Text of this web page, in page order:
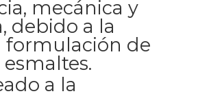
mecánica y
debido a la
formulación de
esmaltes.
a la